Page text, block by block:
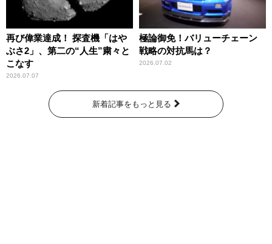
再び偉業達成！ 探査機「はや
ぶさ2」、第二の“人生”粛々と
こなす
2026.07.07
極論御免！バリューチェーン
戦略の対抗馬は？
2026.07.02
新着記事をもっと見る